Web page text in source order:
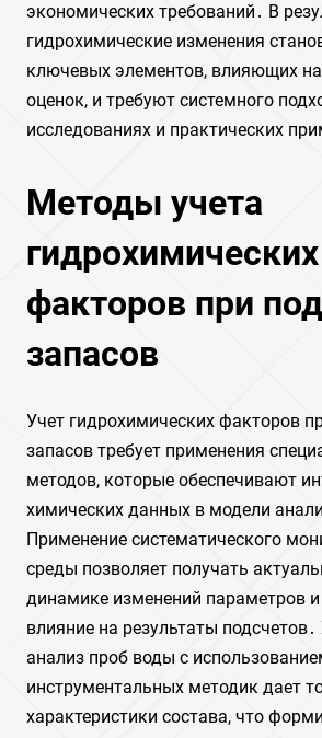
экономических требований․ В
гидрохимические изменения
ключевых элементов, влияющих на
оценок, и требуют системного
исследованиях и практических
Методы учета
гидрохимических
факторов при
запасов
Учет гидрохимических факторов
запасов требует применения
методов, которые обеспечивают
химических данных в модели
Применение систематического
среды позволяет получать
динамике изменений параметров
влияние на результаты
анализ проб воды с
инструментальных методик дает
характеристики состава, что